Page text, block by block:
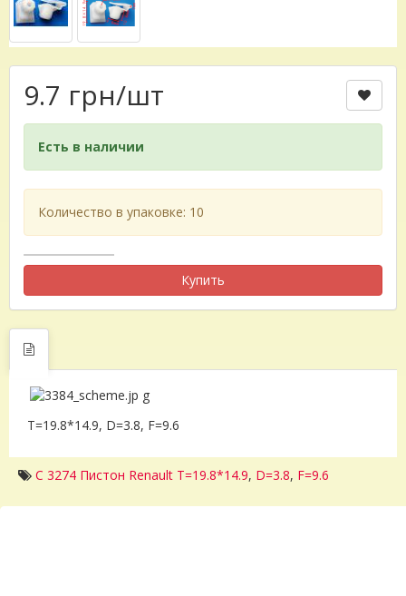
9.7 грн/шт
Есть в наличии
Количество в упаковке: 10
Купить
T=19.8*14.9, D=3.8, F=9.6
C 3274 Пистон Renault T=19.8*14.9, D=3.8, F=9.6